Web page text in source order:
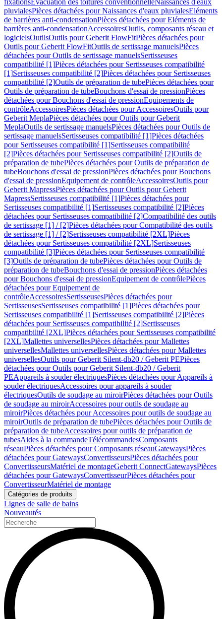
fixationsEvacuation des toitures conventionnelleNaissances d'eaux
pluvialesPièces détachées pour Naissances d'eaux pluvialesEléments
de barrières anti-condensationPièces détachées pour Eléments de
barrières anti-condensationAccessoiresOutils, composants réseau et
logicielsOutilsOutils pour Geberit FlowFitPièces détachées pour
Outils pour Geberit FlowFitOutils de sertissage manuelsPièces
détachées pour Outils de sertissage manuelsSertisseuses
compatibilité [1]Pièces détachées pour Sertisseuses compatibilité
[1]Sertisseuses compatibilité [2]Pièces détachées pour Sertisseuses
compatibilité [2]Outils de préparation de tubePièces détachées pour
Outils de préparation de tubeBouchons d'essai de pressionPièces
détachées pour Bouchons d'essai de pressionEquipements de
contrôleAccessoiresPièces détachées pour AccessoiresOutils pour
Geberit MeplaPièces détachées pour Outils pour Geberit
MeplaOutils de sertissage manuelsPièces détachées pour Outils de
sertissage manuelsSertisseuses compatibilité [1]Pièces détachées
pour Sertisseuses compatibilité [1]Sertisseuses compatibilité
[2]Pièces détachées pour Sertisseuses compatibilité [2]Outils de
préparation de tubePièces détachées pour Outils de préparation de
tubeBouchons d'essai de pressionPièces détachées pour Bouchons
d'essai de pressionEquipement de contrôleAccessoiresOutils pour
Geberit MapressPièces détachées pour Outils pour Geberit
MapressSertisseuses compatibilité [1]Pièces détachées pour
Sertisseuses compatibilité [1]Sertisseuses compatibilité [2]Pièces
détachées pour Sertisseuses compatibilité [2]Compatibilité des outils
de sertissage [1] / [2]Pièces détachées pour Compatibilité des outils
de sertissage [1] / [2]Sertisseuses compatibilité [2XL]Pièces
détachées pour Sertisseuses compatibilité [2XL]Sertisseuses
compatibilité [3]Pièces détachées pour Sertisseuses compatibilité
[3]Outils de préparation de tubePièces détachées pour Outils de
préparation de tubeBouchons d'essai de pressionPièces détachées
pour Bouchons d'essai de pressionEquipement de contrôlePièces
détachées pour Equipement de
contrôleAccessoiresSertisseusesPièces détachées pour
SertisseusesSertisseuses compatibilité [1]Pièces détachées pour
Sertisseuses compatibilité [1]Sertisseuses compatibilité [2]Pièces
détachées pour Sertisseuses compatibilité [2]Sertisseuses
compatibilité [2XL]Pièces détachées pour Sertisseuses compatibilité
[2XL]Mallettes universellesPièces détachées pour Mallettes
universellesMallettes universellesPièces détachées pour Mallettes
universellesOutils pour Geberit Silent-db20 / Geberit PEPièces
détachées pour Outils pour Geberit Silent-db20 / Geberit
PEAppareils à souder électriquesPièces détachées pour Appareils à
souder électriquesAccessoires pour appareils à souder
électriquesOutils de soudage au miroirPièces détachées pour Outils
de soudage au miroirAccessoires pour outils de soudage au
miroirPièces détachées pour Accessoires pour outils de soudage au
miroirOutils de préparation de tubePièces détachées pour Outils de
préparation de tubeAccessoires pour outils de préparation de
tubesAides à la commandeTélécommandesComposants
réseauPièces détachées pour Composants réseauGatewaysPièces
détachées pour GatewaysConvertisseursPièces détachées pour
ConvertisseursMatériel de montageGeberit ConnectGatewaysPièces
détachées pour GatewaysConvertisseurPièces détachées pour
ConvertisseurMatériel de montage
Catégories de produits
Lignes de salle de bains
Nouveautés